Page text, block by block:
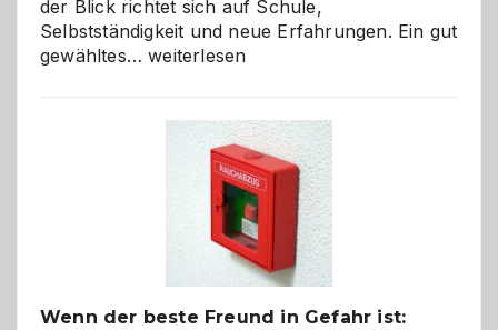
der Blick richtet sich auf Schule,
Selbstständigkeit und neue Erfahrungen. Ein gut
gewähltes…Abschied
bewusst
herzlich
gestalten
weiterlesen
Wenn der beste Freund in Gefahr ist: